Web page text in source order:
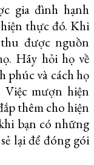
gia đình hạnh
thực đó. Khi
được nguồn
Hãy hỏi họ về
phúc và cách họ
mượn hiện
thêm cho hiện
bạn có những
lại để đóng gói